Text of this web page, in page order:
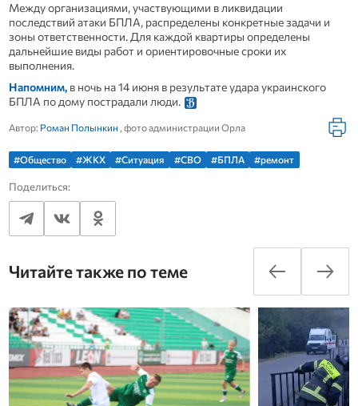
Между организациями, участвующими в ликвидации
последствий атаки БПЛА, распределены конкретные задачи и
зоны ответственности. Для каждой квартиры определены
дальнейшие виды работ и ориентировочные сроки их
выполнения.
Напомним,в ночь на 14 июня в результате удара украинского
БПЛА по дому пострадали люди.
Автор: Роман Полынкин , фото администрации Орла
#Общество #ЖКХ #Ситуация #СВО #БПЛА #ремонт
Поделиться:
Читайте также по теме